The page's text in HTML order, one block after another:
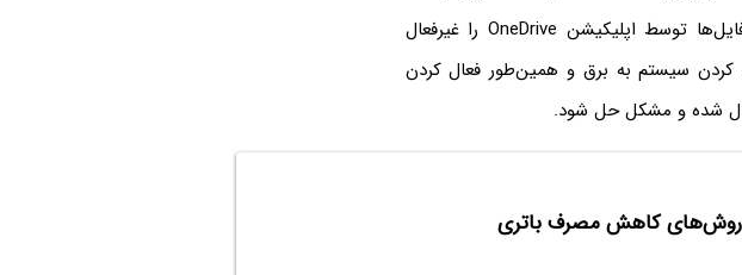
در این حالت ویندوز به صورت خودکار همگام‌سازی یا Sync فایل‌ها توسط اپلیکیشن OneDrive را غیرفعال
کردن سیستم به برق و همین‌طور فعال کردن
شده و مشکل حل شود.